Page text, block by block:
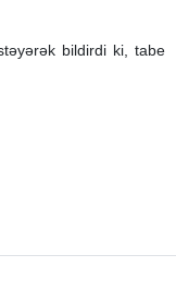
bildirdi ki, tabe